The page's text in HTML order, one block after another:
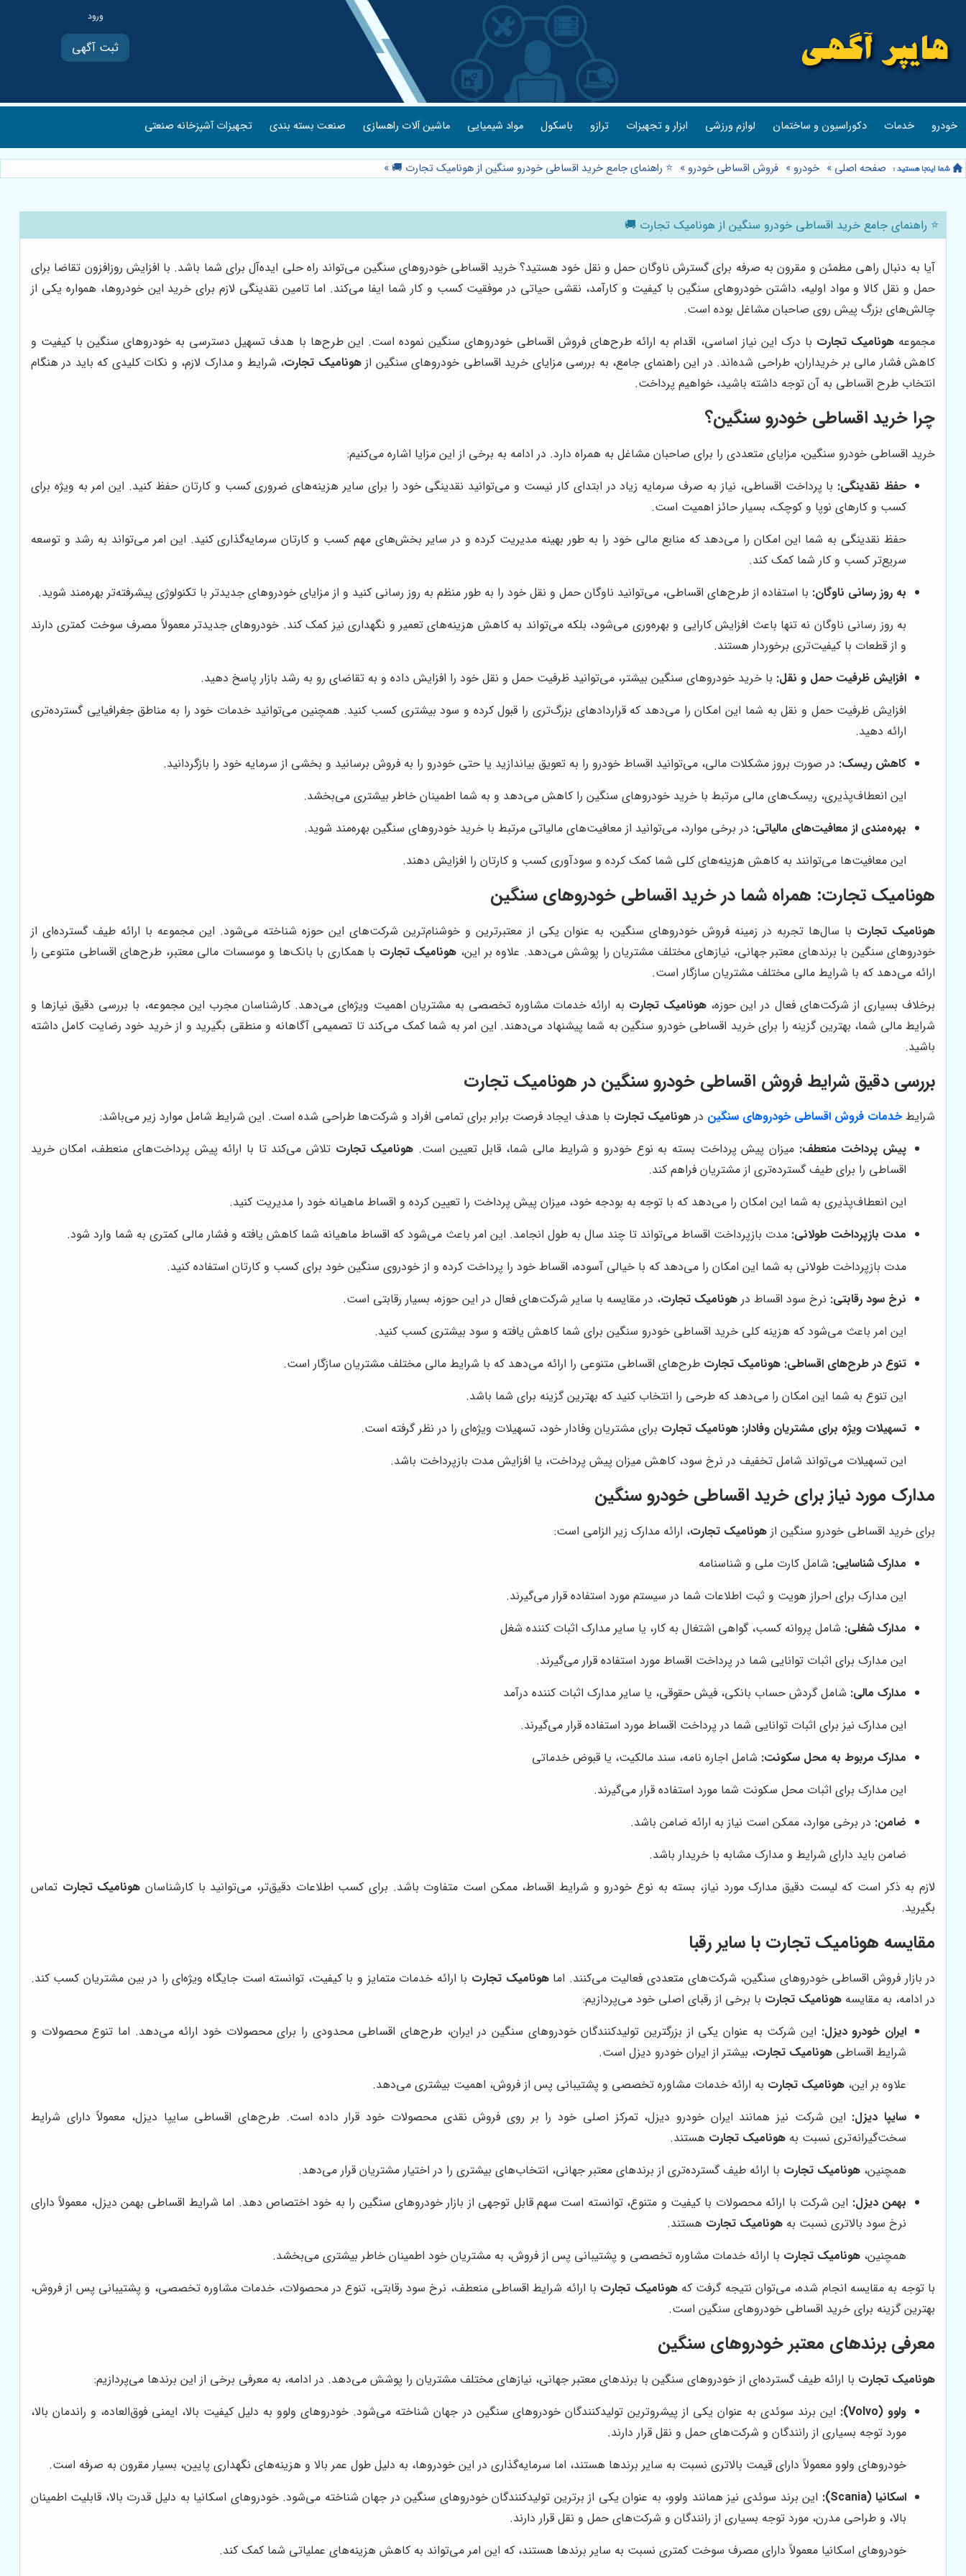
ثبت آگهی
خودرو خدمات دکوراسیون و ساختمان لوازم ورزشی ابزار و تجهیزات ترازو باسکول مواد شیمیایی ماشین آلات راهسازی صنعت بسته بندی تجهیزات آشپزخانه صنعتی
صفحه اصلی » خودرو » فروش اقساطی خودرو » ⭐️ راهنمای جامع خرید اقساطی خودرو سنگین از هونامیک تجارت 🚚 »
⭐️ راهنمای جامع خرید اقساطی خودرو سنگین از هونامیک تجارت 🚚
آیا به دنبال راهی مطمئن و مقرون به صرفه برای گسترش ناوگان حمل و نقل خود هستید؟ خرید اقساطی خودروهای سنگین می‌تواند راه حلی ایده‌آل برای شما باشد. با افزایش روزافزون تقاضا برای
حمل و نقل کالا و مواد اولیه، داشتن خودروهای سنگین با کیفیت و کارآمد، نقشی حیاتی در موفقیت کسب و کار شما ایفا می‌کند. اما تامین نقدینگی لازم برای خرید این خودروها، همواره یکی از
چالش‌های بزرگ پیش روی صاحبان مشاغل بوده است.
مجموعه هونامیک تجارت با درک این نیاز اساسی، اقدام به ارائه طرح‌های فروش اقساطی خودروهای سنگین نموده است. این طرح‌ها با هدف تسهیل دسترسی به خودروهای سنگین با کیفیت و
کاهش فشار مالی بر خریداران، طراحی شده‌اند. در این راهنمای جامع، به بررسی مزایای خرید اقساطی خودروهای سنگین ازهونامیک تجارت، شرایط و مدارک لازم، و نکات کلیدی که باید در هنگام
انتخاب طرح اقساطی به آن توجه داشته باشید، خواهیم پرداخت.
چرا خرید اقساطی خودرو سنگین؟
خرید اقساطی خودرو سنگین، مزایای متعددی را برای صاحبان مشاغل به همراه دارد. در ادامه به برخی از این مزایا اشاره می‌کنیم:
حفظ نقدینگی: با پرداخت اقساطی، نیاز به صرف سرمایه زیاد در ابتدای کار نیست و می‌توانید نقدینگی خود را برای سایر هزینه‌های ضروری کسب و کارتان حفظ کنید. این امر به ویژه برای
کسب و کارهای نوپا و کوچک، بسیار حائز اهمیت است.
حفظ نقدینگی به شما این امکان را می‌دهد که منابع مالی خود را به طور بهینه مدیریت کرده و در سایر بخش‌های مهم کسب و کارتان سرمایه‌گذاری کنید. این امر می‌تواند به رشد و توسعه
سریع‌تر کسب و کار شما کمک کند.
به روز رسانی ناوگان: با استفاده از طرح‌های اقساطی، می‌توانید ناوگان حمل و نقل خود را به طور منظم به روز رسانی کنید و از مزایای خودروهای جدیدتر با تکنولوژی پیشرفته‌تر بهره‌مند شوید.
به روز رسانی ناوگان نه تنها باعث افزایش کارایی و بهره‌وری می‌شود، بلکه می‌تواند به کاهش هزینه‌های تعمیر و نگهداری نیز کمک کند. خودروهای جدیدتر معمولاً مصرف سوخت کمتری دارند
و از قطعات با کیفیت‌تری برخوردار هستند.
افزایش ظرفیت حمل و نقل: با خرید خودروهای سنگین بیشتر، می‌توانید ظرفیت حمل و نقل خود را افزایش داده و به تقاضای رو به رشد بازار پاسخ دهید.
افزایش ظرفیت حمل و نقل به شما این امکان را می‌دهد که قراردادهای بزرگ‌تری را قبول کرده و سود بیشتری کسب کنید. همچنین می‌توانید خدمات خود را به مناطق جغرافیایی گسترده‌تری
ارائه دهید.
کاهش ریسک: در صورت بروز مشکلات مالی، می‌توانید اقساط خودرو را به تعویق بیاندازید یا حتی خودرو را به فروش برسانید و بخشی از سرمایه خود را بازگردانید.
این انعطاف‌پذیری، ریسک‌های مالی مرتبط با خرید خودروهای سنگین را کاهش می‌دهد و به شما اطمینان خاطر بیشتری می‌بخشد.
بهره‌مندی از معافیت‌های مالیاتی: در برخی موارد، می‌توانید از معافیت‌های مالیاتی مرتبط با خرید خودروهای سنگین بهره‌مند شوید.
این معافیت‌ها می‌توانند به کاهش هزینه‌های کلی شما کمک کرده و سودآوری کسب و کارتان را افزایش دهند.
هونامیک تجارت: همراه شما در خرید اقساطی خودروهای سنگین
هونامیک تجارت با سال‌ها تجربه در زمینه فروش خودروهای سنگین، به عنوان یکی از معتبرترین و خوشنام‌ترین شرکت‌های این حوزه شناخته می‌شود. این مجموعه با ارائه طیف گسترده‌ای از
خودروهای سنگین با برندهای معتبر جهانی، نیازهای مختلف مشتریان را پوشش می‌دهد. علاوه بر این، هونامیک تجارت با همکاری با بانک‌ها و موسسات مالی معتبر، طرح‌های اقساطی متنوعی را
ارائه می‌دهد که با شرایط مالی مختلف مشتریان سازگار است.
برخلاف بسیاری از شرکت‌های فعال در این حوزه،هونامیک تجارت به ارائه خدمات مشاوره تخصصی به مشتریان اهمیت ویژه‌ای می‌دهد. کارشناسان مجرب این مجموعه، با بررسی دقیق نیازها و
شرایط مالی شما، بهترین گزینه را برای خرید اقساطی خودرو سنگین به شما پیشنهاد می‌دهند. این امر به شما کمک می‌کند تا تصمیمی آگاهانه و منطقی بگیرید و از خرید خود رضایت کامل داشته
باشید.
بررسی دقیق شرایط فروش اقساطی خودرو سنگین در هونامیک تجارت
شرایط خدمات فروش اقساطی خودروهای سنگین در هونامیک تجارت با هدف ایجاد فرصت برابر برای تمامی افراد و شرکت‌ها طراحی شده است. این شرایط شامل موارد زیر می‌باشد:
پیش پرداخت منعطف: میزان پیش پرداخت بسته به نوع خودرو و شرایط مالی شما، قابل تعیین است. هونامیک تجارت تلاش می‌کند تا با ارائه پیش پرداخت‌های منعطف، امکان خرید
اقساطی را برای طیف گسترده‌تری از مشتریان فراهم کند.
این انعطاف‌پذیری به شما این امکان را می‌دهد که با توجه به بودجه خود، میزان پیش پرداخت را تعیین کرده و اقساط ماهیانه خود را مدیریت کنید.
مدت بازپرداخت طولانی: مدت بازپرداخت اقساط می‌تواند تا چند سال به طول انجامد. این امر باعث می‌شود که اقساط ماهیانه شما کاهش یافته و فشار مالی کمتری به شما وارد شود.
مدت بازپرداخت طولانی به شما این امکان را می‌دهد که با خیالی آسوده، اقساط خود را پرداخت کرده و از خودروی سنگین خود برای کسب و کارتان استفاده کنید.
نرخ سود رقابتی: نرخ سود اقساط در هونامیک تجارت، در مقایسه با سایر شرکت‌های فعال در این حوزه، بسیار رقابتی است.
این امر باعث می‌شود که هزینه کلی خرید اقساطی خودرو سنگین برای شما کاهش یافته و سود بیشتری کسب کنید.
تنوع در طرح‌های اقساطی: هونامیک تجارت طرح‌های اقساطی متنوعی را ارائه می‌دهد که با شرایط مالی مختلف مشتریان سازگار است.
این تنوع به شما این امکان را می‌دهد که طرحی را انتخاب کنید که بهترین گزینه برای شما باشد.
تسهیلات ویژه برای مشتریان وفادار: هونامیک تجارت برای مشتریان وفادار خود، تسهیلات ویژه‌ای را در نظر گرفته است.
این تسهیلات می‌تواند شامل تخفیف در نرخ سود، کاهش میزان پیش پرداخت، یا افزایش مدت بازپرداخت باشد.
مدارک مورد نیاز برای خرید اقساطی خودرو سنگین
برای خرید اقساطی خودرو سنگین از هونامیک تجارت، ارائه مدارک زیر الزامی است:
مدارک شناسایی: شامل کارت ملی و شناسنامه
این مدارک برای احراز هویت و ثبت اطلاعات شما در سیستم مورد استفاده قرار می‌گیرند.
مدارک شغلی: شامل پروانه کسب، گواهی اشتغال به کار، یا سایر مدارک اثبات کننده شغل
این مدارک برای اثبات توانایی شما در پرداخت اقساط مورد استفاده قرار می‌گیرند.
مدارک مالی: شامل گردش حساب بانکی، فیش حقوقی، یا سایر مدارک اثبات کننده درآمد
این مدارک نیز برای اثبات توانایی شما در پرداخت اقساط مورد استفاده قرار می‌گیرند.
مدارک مربوط به محل سکونت: شامل اجاره نامه، سند مالکیت، یا قبوض خدماتی
این مدارک برای اثبات محل سکونت شما مورد استفاده قرار می‌گیرند.
ضامن: در برخی موارد، ممکن است نیاز به ارائه ضامن باشد.
ضامن باید دارای شرایط و مدارک مشابه با خریدار باشد.
لازم به ذکر است که لیست دقیق مدارک مورد نیاز، بسته به نوع خودرو و شرایط اقساط، ممکن است متفاوت باشد. برای کسب اطلاعات دقیق‌تر، می‌توانید با کارشناسان هونامیک تجارت تماس
بگیرید.
مقایسه هونامیک تجارت با سایر رقبا
در بازار فروش اقساطی خودروهای سنگین، شرکت‌های متعددی فعالیت می‌کنند. اماهونامیک تجارت با ارائه خدمات متمایز و با کیفیت، توانسته است جایگاه ویژه‌ای را در بین مشتریان کسب کند.
در ادامه، به مقایسه هونامیک تجارت با برخی از رقبای اصلی خود می‌پردازیم:
ایران خودرو دیزل: این شرکت به عنوان یکی از بزرگترین تولیدکنندگان خودروهای سنگین در ایران، طرح‌های اقساطی محدودی را برای محصولات خود ارائه می‌دهد. اما تنوع محصولات و
شرایط اقساطی هونامیک تجارت، بیشتر از ایران خودرو دیزل است.
علاوه بر این، هونامیک تجارت به ارائه خدمات مشاوره تخصصی و پشتیبانی پس از فروش، اهمیت بیشتری می‌دهد.
سایپا دیزل: این شرکت نیز همانند ایران خودرو دیزل، تمرکز اصلی خود را بر روی فروش نقدی محصولات خود قرار داده است. طرح‌های اقساطی سایپا دیزل، معمولاً دارای شرایط
سخت‌گیرانه‌تری نسبت به هونامیک تجارت هستند.
همچنین، هونامیک تجارت با ارائه طیف گسترده‌تری از برندهای معتبر جهانی، انتخاب‌های بیشتری را در اختیار مشتریان قرار می‌دهد.
بهمن دیزل: این شرکت با ارائه محصولات با کیفیت و متنوع، توانسته است سهم قابل توجهی از بازار خودروهای سنگین را به خود اختصاص دهد. اما شرایط اقساطی بهمن دیزل، معمولاً دارای
نرخ سود بالاتری نسبت به هونامیک تجارت هستند.
همچنین، هونامیک تجارت با ارائه خدمات مشاوره تخصصی و پشتیبانی پس از فروش، به مشتریان خود اطمینان خاطر بیشتری می‌بخشد.
با توجه به مقایسه انجام شده، می‌توان نتیجه گرفت کههونامیک تجارت با ارائه شرایط اقساطی منعطف، نرخ سود رقابتی، تنوع در محصولات، خدمات مشاوره تخصصی، و پشتیبانی پس از فروش،
بهترین گزینه برای خرید اقساطی خودروهای سنگین است.
معرفی برندهای معتبر خودروهای سنگین
هونامیک تجارت با ارائه طیف گسترده‌ای از خودروهای سنگین با برندهای معتبر جهانی، نیازهای مختلف مشتریان را پوشش می‌دهد. در ادامه، به معرفی برخی از این برندها می‌پردازیم:
ولوو (Volvo):
این برند سوئدی به عنوان یکی از پیشروترین تولیدکنندگان خودروهای سنگین در جهان شناخته می‌شود. خودروهای ولوو به دلیل کیفیت بالا، ایمنی فوق‌العاده، و راندمان بالا،
مورد توجه بسیاری از رانندگان و شرکت‌های حمل و نقل قرار دارند.
خودروهای ولوو معمولاً دارای قیمت بالاتری نسبت به سایر برندها هستند، اما سرمایه‌گذاری در این خودروها، به دلیل طول عمر بالا و هزینه‌های نگهداری پایین، بسیار مقرون به صرفه است.
اسکانیا (Scania):
این برند سوئدی نیز همانند ولوو، به عنوان یکی از برترین تولیدکنندگان خودروهای سنگین در جهان شناخته می‌شود. خودروهای اسکانیا به دلیل قدرت بالا، قابلیت اطمینان
بالا، و طراحی مدرن، مورد توجه بسیاری از رانندگان و شرکت‌های حمل و نقل قرار دارند.
خودروهای اسکانیا معمولاً دارای مصرف سوخت کمتری نسبت به سایر برندها هستند، که این امر می‌تواند به کاهش هزینه‌های عملیاتی شما کمک کند.